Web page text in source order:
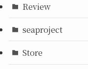
Review
seaproject
Store